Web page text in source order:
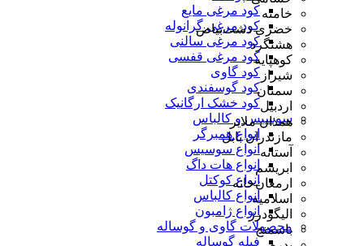
کود مرغی مایع
کود مرغی گرانوله
کود مرغی سالنی
کود مرغی قفسی
کود گاوی
کود گوسفندی
کود خشک ارگانیک
سوسیس و کالباس
انواع همبرگر
انواع سوسیس
انواع هات داگ
انواع کوکتل
انواع کالباس
انواع ژامبون
محصولات گاوی و گوساله
فیله گوساله
خامنه
خضری دشت‌بیاض
هشتگرد
کوهپایه
شیراز
سمنان
اردبیل
همدان ملایر
مازندران بابل
آستانه
ابریشم
ارمغان‌خانه
اسلامیه
الیگودرز
باسمنج